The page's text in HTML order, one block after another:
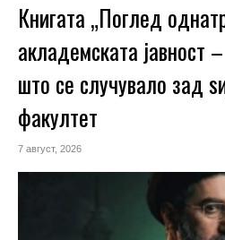
Книгата „Поглед
акладемската јавност
што се случувало зад
факултет
7 август, 2026